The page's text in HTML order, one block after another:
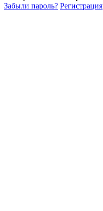
Забыли пароль? Регистрация